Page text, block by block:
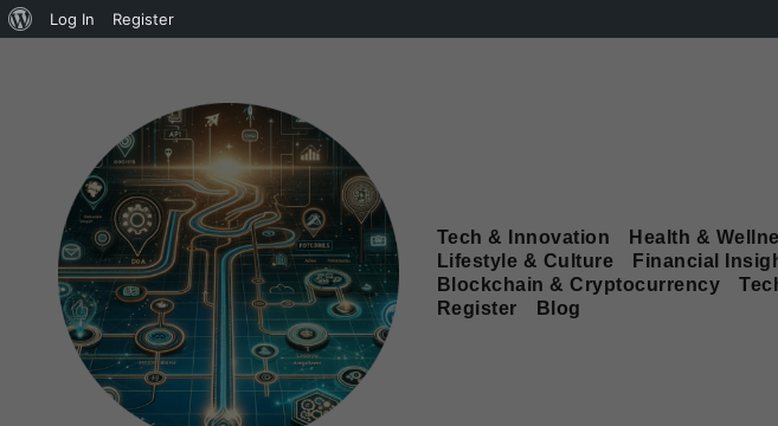
Log In Register
Tech & Innovation Health &
Lifestyle & Culture
Financial
Blockchain & Cryptocurrency
Register
Blog